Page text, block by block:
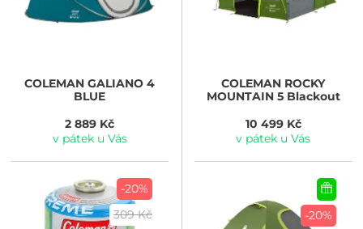
COLEMAN GALIANO 4
BLUE
2 889 Kč
v pátek u Vás
COLEMAN ROCKY
MOUNTAIN 5 Blackout
10 499 Kč
v pátek u Vás
-20%
309 Kč
-20%